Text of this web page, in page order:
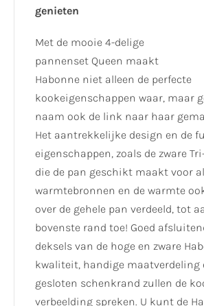
genieten
Met de mooie 4-delige
pannenset Queen maakt
Habonne niet alleen de perfecte
kookeigenschappen waar, maar
naam ook de link naar haar
Het aantrekkelijke design en de
eigenschappen, zoals de zware
die de pan geschikt maakt voor
warmtebronnen en de warmte
over de gehele pan verdeeld, tot
bovenste rand toe! Goed
deksels van de hoge en zware
kwaliteit, handige maatverdeling
gesloten schenkrand zullen de
verbeelding spreken. U kunt de